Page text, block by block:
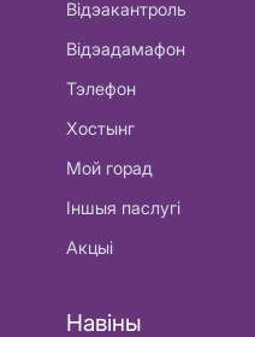
Відэакантроль
Відэадамафон
Тэлефон
Хостынг
Мой горад
Іншыя паслугі
Акцыі
Навіны